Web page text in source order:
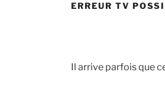
ERREUR TV
Il arrive parfois que